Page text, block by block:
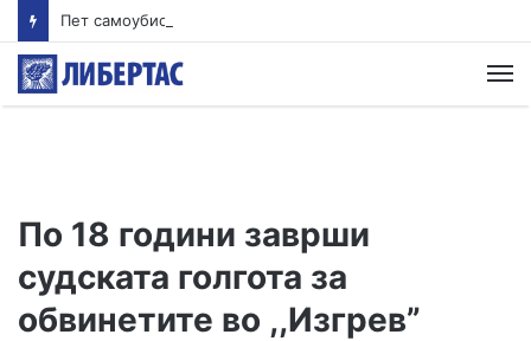
По 18 години заврши
судската голгота за
обвинетите во ,,Изгрев”